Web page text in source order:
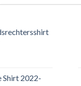
Shirt 2022-